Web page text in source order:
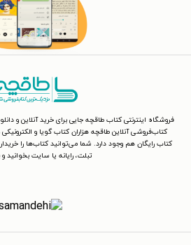
فروشگاه اینترنتی کتاب طاقچه جایی برای خرید آنلاین و
کتاب‌فروشی آنلاین طاقچه هزاران کتاب گویا و
کتاب رایگان هم وجود دارد. شما می‌توانید کتاب‌ها را
تبلت، رایانه یا سایت بخوانید